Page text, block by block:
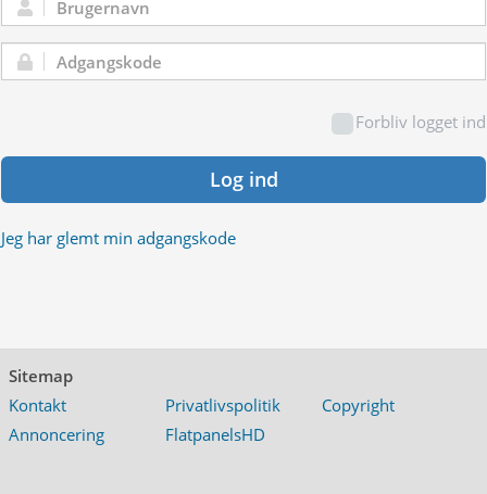
Brugernavn:
Adgangskode:
Forbliv logget ind
Log ind
Jeg har glemt min adgangskode
Sitemap
Kontakt
Privatlivspolitik
Copyright
Annoncering
FlatpanelsHD